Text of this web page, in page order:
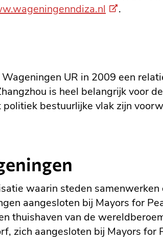
(Externe
.
UR in 2009 een
is heel belangrijk voor
bestuurlijke vlak zijn
waarin steden
aangesloten bij Mayors for
thuishaven van de
zich aangesloten bij Mayors for